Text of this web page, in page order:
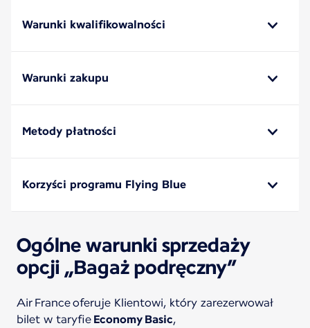
Warunki kwalifikowalności
Warunki zakupu
Metody płatności
Korzyści programu Flying Blue
Ogólne warunki sprzedaży
opcji „Bagaż podręczny”
Air France oferuje Klientowi, który zarezerwował
bilet w taryfie Economy Basic,